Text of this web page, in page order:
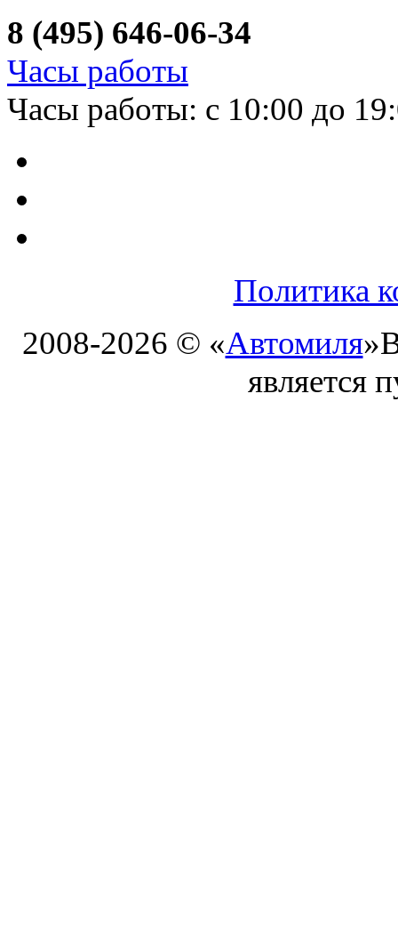
8 (495) 646-06-34
Часы работы
Часы работы: с 10:00 до
Политика
2008-2026 © «Автомиля»
является